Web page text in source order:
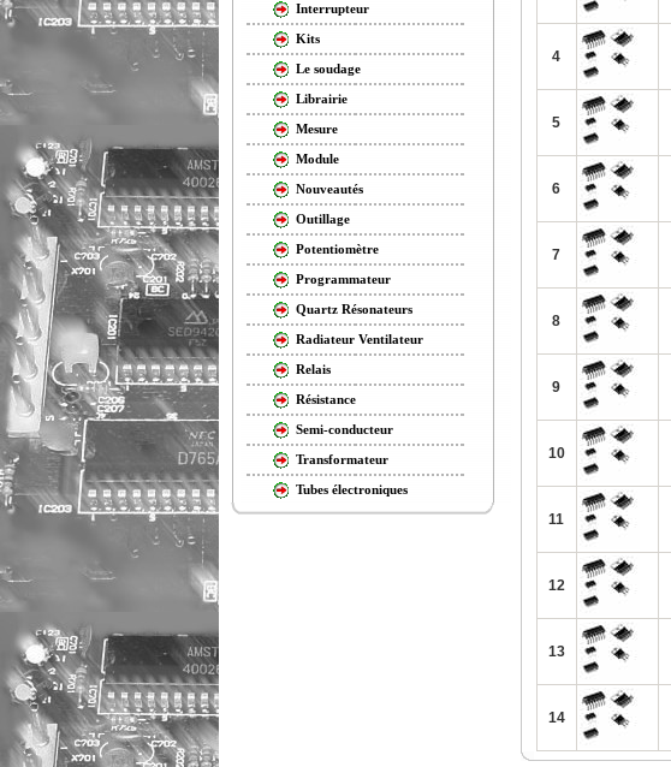
Interrupteur
Kits
Le soudage
Librairie
Mesure
Module
Nouveautés
Outillage
Potentiomètre
Programmateur
Quartz Résonateurs
Radiateur Ventilateur
Relais
Résistance
Semi-conducteur
Transformateur
Tubes électroniques
4
5
6
7
8
9
10
11
12
13
14